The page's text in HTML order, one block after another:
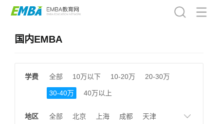
国内EMBA
学费 全部 10万以下 10-20万 20-30万
30-40万 40万以上
地区 全部 北京 上海 成都 天津